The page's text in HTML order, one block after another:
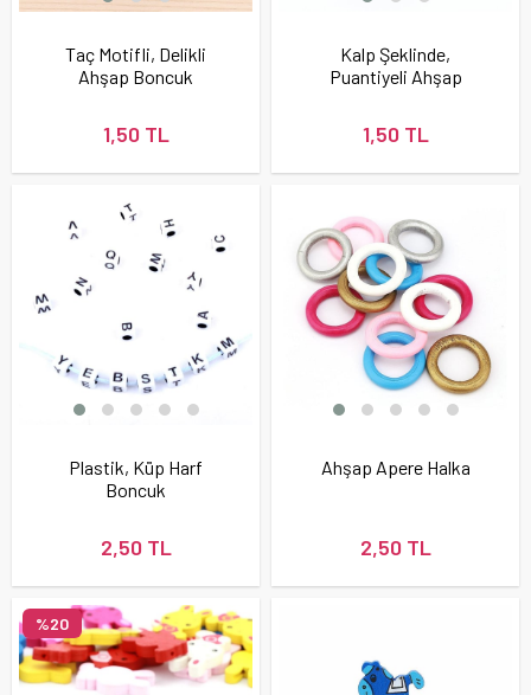
Taç Motifli, Delikli
Ahşap Boncuk
1,50 TL
Kalp Şeklinde,
Puantiyeli Ahşap
1,50 TL
Plastik, Küp Harf
Boncuk
2,50 TL
Ahşap Apere Halka
2,50 TL
%20